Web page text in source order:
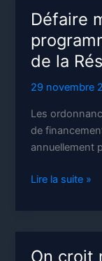
sans
danger
?
Défaire
de la
29 novembre
Les
de
annuellement
Défaire
Lire la suite »
On croit